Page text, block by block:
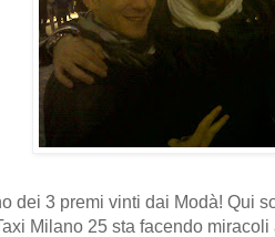
dei 3 premi vinti dai Modà! Qui
Milano 25 sta facendo